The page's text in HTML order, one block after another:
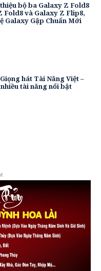
bộ ba Galaxy Z Fold8
Fold8 và Galaxy Z Flip8,
Galaxy Gập Chuẩn Mới
hát Tài Năng Việt –
tài năng nổi bật